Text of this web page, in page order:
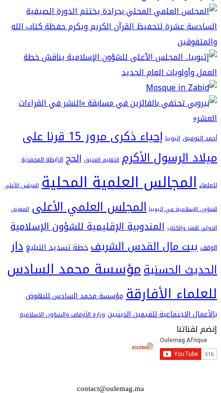
إثيوبيا
إحياء ذكرى مرور 15 قرنا على
الرسول الأكرم التعليم العتيق الحج الرابطة المحمدية
العلمية المحلية المجلس الأعلى
في إثيوبيا المجلس العلمي الأعلى المعرض
والكتاب المندوبية الإقليمية للشؤون الإسلامية
مال القدس الشريفخطة تسديد التبليغدار
الحسنيةمؤسسة محمد السادس
الأفارقةمؤسسة محمد السادس للنهوض
الاجتماعية للقيمين الدينيين وزارة الأوقاف والشؤون الإسلامية
contact@oulemag.ma